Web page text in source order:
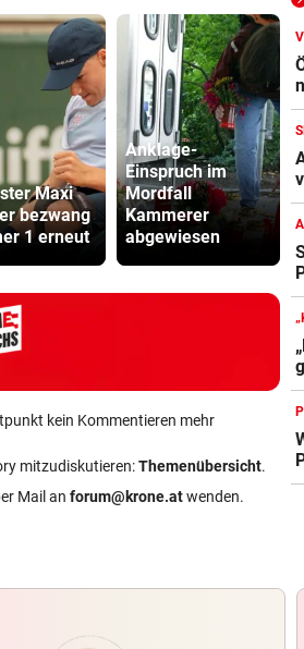
Maxi
bezwang
1 erneut
Anklage-
Einspruch im
Mordfall
Kammerer
abgewiesen
kein Kommentieren mehr
mitzudiskutieren:Themenübersicht.
Mail an forum@krone.atwenden.